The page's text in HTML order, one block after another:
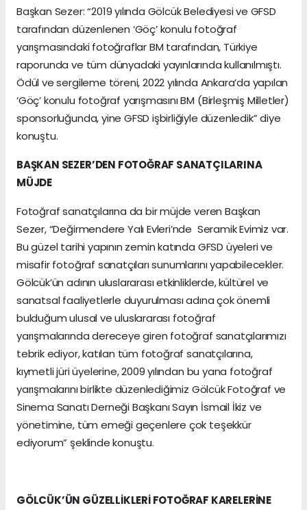
Başkan Sezer: “2019 yılında Gölcük Belediyesi ve GFSD
tarafından düzenlenen ‘Göç’ konulu fotoğraf
yarışmasındaki fotoğraflar BM tarafından, Türkiye
raporunda ve tüm dünyadaki yayınlarında kullanılmıştı.
Ödül ve sergileme töreni, 2022 yılında Ankara’da yapılan
‘Göç’ konulu fotoğraf yarışmasını BM (Birleşmiş Milletler)
sponsorluğunda, yine GFSD işbirliğiyle düzenledik” diye
konuştu.
BAŞKAN SEZER’DEN FOTOĞRAF SANATÇILARINA
MÜJDE
Fotoğraf sanatçılarına da bir müjde veren Başkan
Sezer, “Değirmendere Yalı Evleri’nde Seramik Evimiz var.
Bu güzel tarihi yapının zemin katında GFSD üyeleri ve
misafir fotoğraf sanatçıları sunumlarını yapabilecekler.
Gölcük’ün adının uluslararası etkinliklerde, kültürel ve
sanatsal faaliyetlerle duyurulması adına çok önemli
bulduğum ulusal ve uluslararası fotoğraf
yarışmalarında dereceye giren fotoğraf sanatçılarımızı
tebrik ediyor, katılan tüm fotoğraf sanatçılarına,
kıymetli jüri üyelerine, 2009 yılından bu yana fotoğraf
yarışmalarını birlikte düzenlediğimiz Gölcük Fotoğraf ve
Sinema Sanatı Derneği Başkanı Sayın İsmail İkiz ve
yönetimine, tüm emeği geçenlere çok teşekkür
ediyorum” şeklinde konuştu.
GÖLCÜK’ÜN GÜZELLİKLERİ FOTOĞRAF KARELERİNE